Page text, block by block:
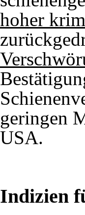
hoher
geringen
USA.
Indizien